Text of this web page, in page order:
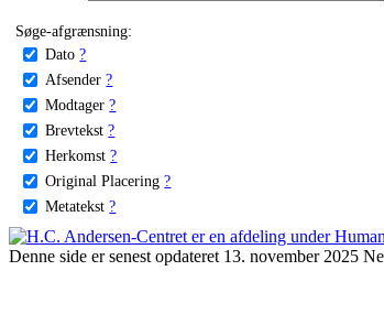
Søge-afgrænsning:
Dato ?
Afsender ?
Modtager ?
Brevtekst ?
Herkomst ?
Original Placering ?
Metatekst ?
Denne side er senest opdateret 13. november 2025